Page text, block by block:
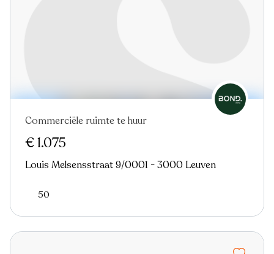
Commerciële ruimte te huur
€ 1.075
Louis Melsensstraat 9/0001 - 3000 Leuven
50